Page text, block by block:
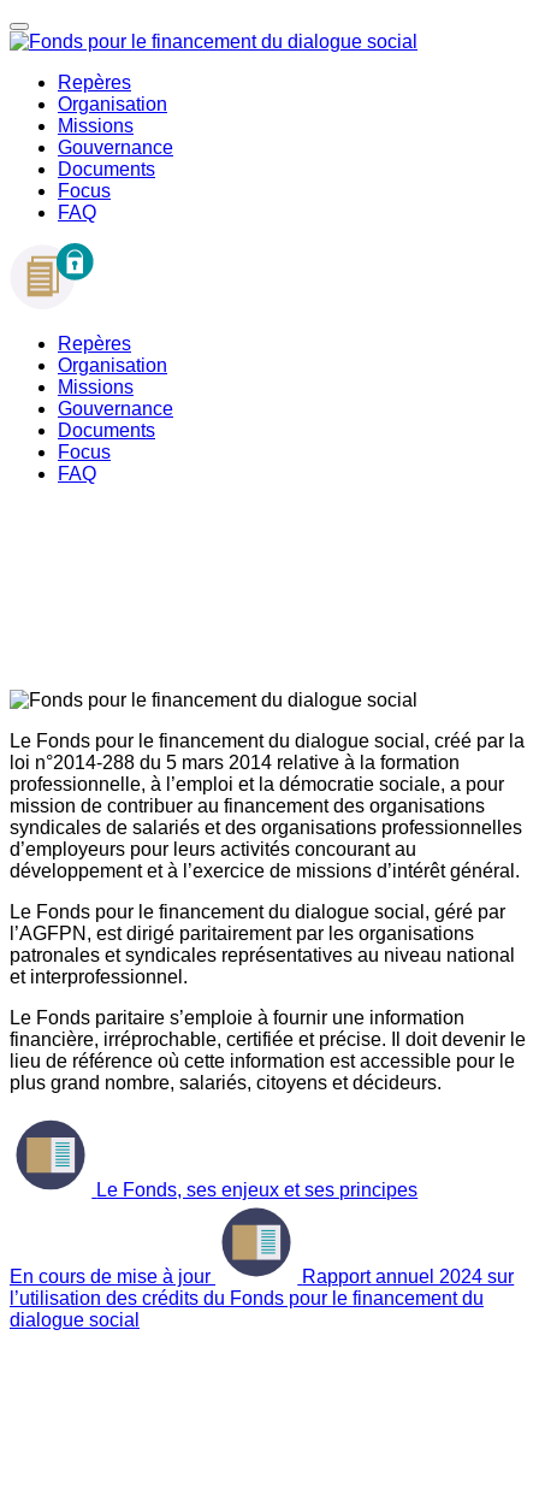
Repères
Organisation
Missions
Gouvernance
Documents
Focus
FAQ
Repères
Organisation
Missions
Gouvernance
Documents
Focus
FAQ
Le Fonds pour le financement du dialogue social, créé par la
loi n°2014-288 du 5 mars 2014 relative à la formation
professionnelle, à l’emploi et la démocratie sociale, a pour
mission de contribuer au financement des organisations
syndicales de salariés et des organisations professionnelles
d’employeurs pour leurs activités concourant au
développement et à l’exercice de missions d’intérêt général.
Le Fonds pour le financement du dialogue social, géré par
l’AGFPN, est dirigé paritairement par les organisations
patronales et syndicales représentatives au niveau national
et interprofessionnel.
Le Fonds paritaire s’emploie à fournir une information
financière, irréprochable, certifiée et précise. Il doit devenir le
lieu de référence où cette information est accessible pour le
plus grand nombre, salariés, citoyens et décideurs.
Le Fonds, ses enjeux et ses principes
En cours de mise à jour
Rapport annuel 2024 sur
l’utilisation des crédits du Fonds pour le financement du
dialogue social